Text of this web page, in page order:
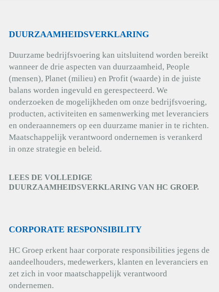
DUURZAAMHEIDSVERKLARING
Duurzame bedrijfsvoering kan uitsluitend worden bereikt
wanneer de drie aspecten van duurzaamheid, People
(mensen), Planet (milieu) en Profit (waarde) in de juiste
balans worden ingevuld en gerespecteerd. We
onderzoeken de mogelijkheden om onze bedrijfsvoering,
producten, activiteiten en samenwerking met leveranciers
en onderaannemers op een duurzame manier in te richten.
Maatschappelijk verantwoord ondernemen is verankerd
in onze strategie en beleid.
LEES DE VOLLEDIGE
DUURZAAMHEIDSVERKLARING VAN HC GROEP.
CORPORATE RESPONSIBILITY
HC Groep erkent haar corporate responsibilities jegens de
aandeelhouders, medewerkers, klanten en leveranciers en
zet zich in voor maatschappelijk verantwoord
ondernemen.